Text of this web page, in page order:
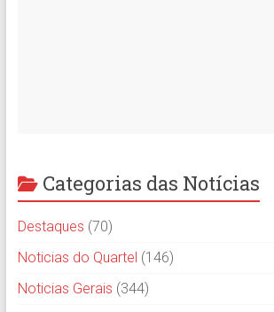
Categorias das Notícias
Destaques (70)
Noticias do Quartel (146)
Noticias Gerais (344)